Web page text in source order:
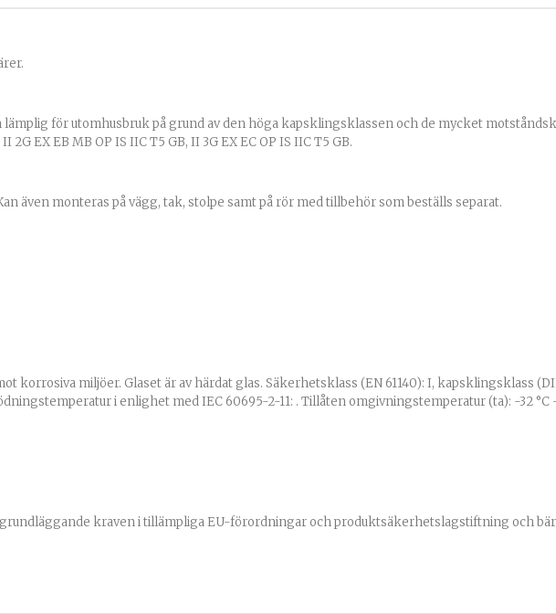
för utomhusbruk på grund av den höga kapsklingsklassen och de mycket
EX EB MB OP IS IIC T5 GB, II 3G EX EC OP IS IIC T5 GB.
även monteras på vägg, tak, stolpe samt på rör med tillbehör som beställs separat.
korrosiva miljöer. Glaset är av härdat glas. Säkerhetsklass (EN 61140): I, kapsklingsklass
i enlighet med IEC 60695-2-11: . Tillåten omgivningstemperatur (ta): -32 °C
kraven i tillämpliga EU-förordningar och produktsäkerhetslagstiftning och